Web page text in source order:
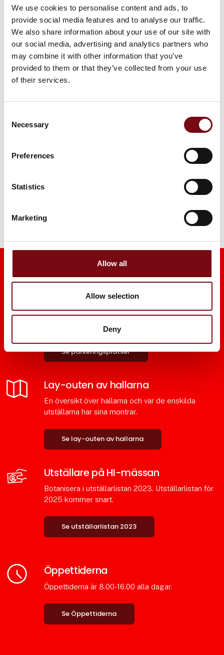
We use cookies to personalise content and ads, to
provide social media features and to analyse our traffic.
We also share information about your use of our site with
our social media, advertising and analytics partners who
may combine it with other information that you’ve
provided to them or that they’ve collected from your use
of their services.
Selection
Necessary
Preferences
Statistics
Marketing
Allow all
Allow selection
Deny
DIRA Automa-
tion Award
Parkeringsplats
Det finns 10 000 gratis parkeringsplatser och det
är bara några minuters promenad till entrén
Se parkeringsplatser
Lay-outen av hallarna
En översikt över hallarna och var de enskilda
utställarna har sina montrar.
Se lay-outen av hallarna
Utställare på HI-mässan
Botanisera i utställarlistan 2023. Utställarlistan för
2025 kommer snart.
Se utställarlistan 2023
Öppettiderna
Öppettiderna är 8.00-16.00 alla dagar.
Se Öppettiderna